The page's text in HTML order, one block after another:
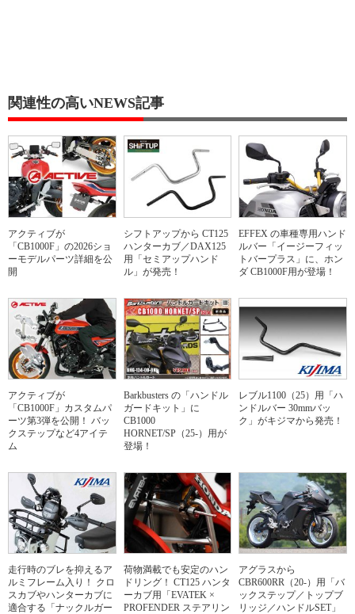
関連性の高いNEWS記事
アクティブが
「CB1000F」の2026ショ
ーモデルパーツ詳細を公
開
シフトアップから CT125
ハンターカブ／DAX125
用「セミアップハンド
ル」が発売！
EFFEX の車種専用ハンド
ルバー「イージーフィッ
トバープラス」に、ホン
ダ CB1000F用が登場！
アクティブが
「CB1000F」カスタムパ
ーツ第3弾を公開！ バッ
クステップなど4アイテ
ム
Barkbusters の「ハンドル
ガードキット」に
CB1000
HORNET/SP（25-）用が
登場！
レブル1100（25）用「ハ
ンドルバー 30mmバッ
ク」がキジマから発売！
走行時のブレを抑えるア
ルミフレーム入り！ クロ
スカブやハンターカブに
適合する「ナックルガー
荷物満載でも安定のハン
ドリング！ CT125 ハンタ
ーカブ用「EVATEK ×
PROFENDER ステアリン
アグラスから
CBR600RR（20-）用「バ
ックステップ／トップブ
リッジ／ハンドルSET」